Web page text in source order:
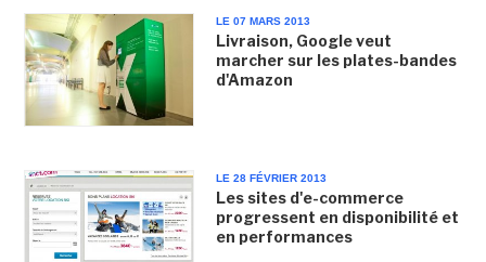
LE 07 MARS 2013
Livraison, Google veut
marcher sur les plates-bandes
d'Amazon
LE 28 FÉVRIER 2013
Les sites d'e-commerce
progressent en disponibilité et
en performances